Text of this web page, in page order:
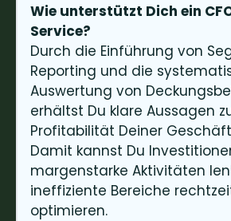
Wie unterstützt Dich ein
Service?
Durch die Einführung von
Reporting und die
Auswertung von
erhältst Du klare Aussagen
Profitabilität Deiner
Damit kannst Du
margenstarke Aktivitäten
ineffiziente Bereiche
optimieren.